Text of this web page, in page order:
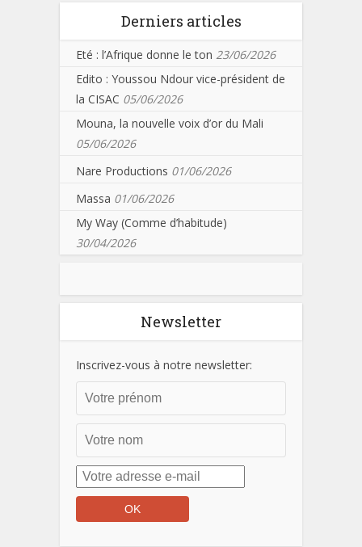
Derniers articles
Eté : l’Afrique donne le ton 23/06/2026
Edito : Youssou Ndour vice-président de
la CISAC 05/06/2026
Mouna, la nouvelle voix d’or du Mali
05/06/2026
Nare Productions 01/06/2026
Massa 01/06/2026
My Way (Comme d’habitude)
30/04/2026
Newsletter
Inscrivez-vous à notre newsletter: